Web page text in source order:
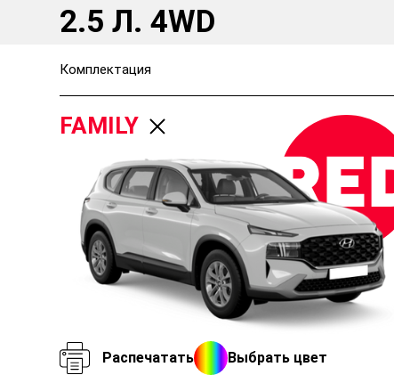
2.5 Л. 4WD
Комплектация
FAMILY
Распечатать Выбрать цвет